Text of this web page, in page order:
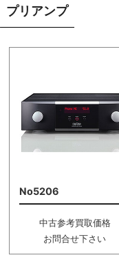
プリアンプ
No5206
中古参考買取価格
お問合せ下さい